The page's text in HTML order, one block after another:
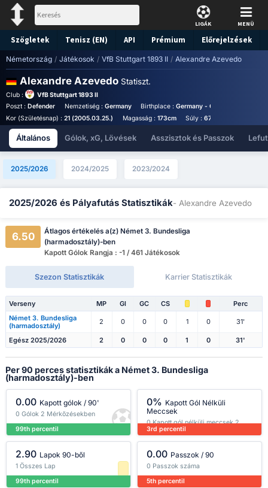
LIGÁK MENÜ
Szögletek Tenisz (EN) API Prémium Előrejelzések
Németország / Játékosok / VfB Stuttgart 1893 II / Alexandre Azevedo
Alexandre Azevedo Statiszt.
Club :
VfB Stuttgart 1893 II
Poszt : Defender Nemzetiség : Germany Birthplace :Germany - Germany
Kor (Születésnap) : 21 (2005.03.25.) Magasság : 173cm Súly :67kg
Általános Gólok, xG, Lövések Asszisztok és Passzok
2025/2026 2024/2025 2023/2024
2025/2026 és Pályafutás Statisztikák- Alexandre Azevedo
6.50
Átlagos értékelés a(z) Német 3. Bundesliga
(harmadosztály)-ben
Kapott Gólok Rangja : -1 / 461 Játékosok
Szezon Statisztikák Karrier Statisztikák
Verseny MP Gl GC CS
Perc
Német 3. Bundesliga
(harmadosztály)
2 0 0 0 1 0 31'
Egész 2025/2026 2 0 0 0 1 0 31'
Per 90 perces statisztikák a Német 3. Bundesliga
(harmadosztály)-ben
0.00 Kapott gólok / 90'
0 Gólok 2 Mérkőzésekben
99th percentil
0% Kapott Gól Nélküli
Meccsek
0 Kapott gól nélküli meccsek 2
Mérkőzésekben
3rd percentil
2.90 Lapok 90-ből
1 Összes Lap
99th percentil
0.00 Passzok / 90
0 Passzok száma
5th percentil